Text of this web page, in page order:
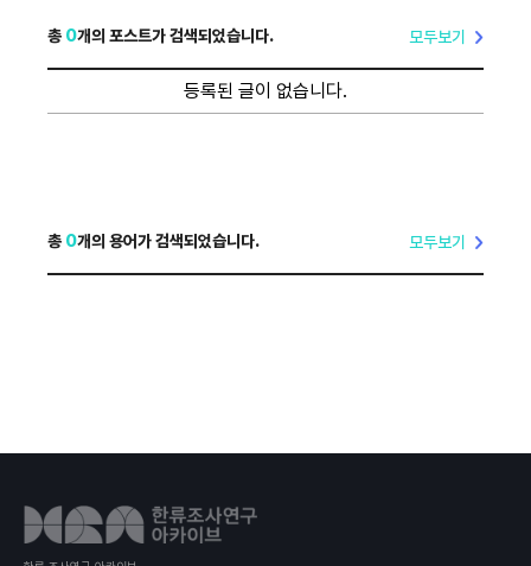
총 0개의 포스트가 검색되었습니다. 모두보기
등록된 글이 없습니다.
총 0개의 용어가 검색되었습니다. 모두보기